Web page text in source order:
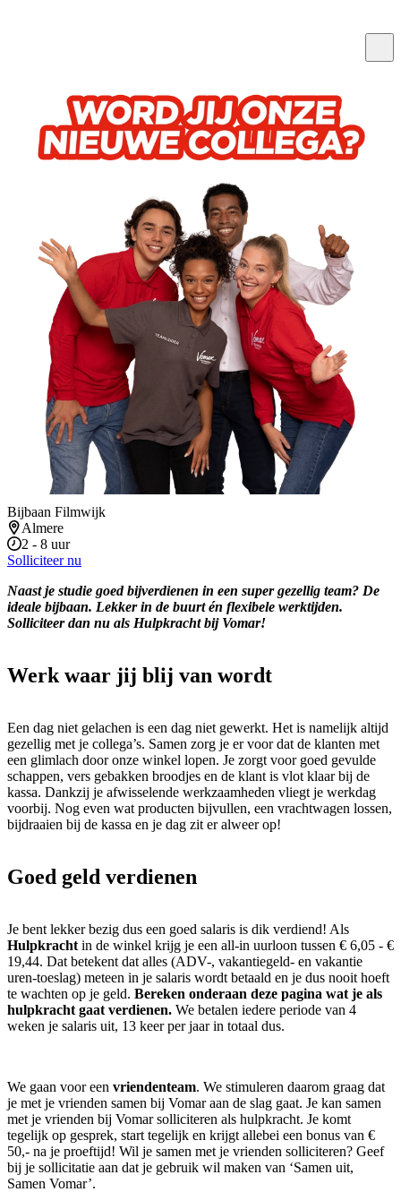
Bijbaan Filmwijk
Almere
2 - 8 uur
Solliciteer nu
Naast je studie goed bijverdienen in een super gezellig team? De
ideale bijbaan. Lekker in de buurt én flexibele werktijden.
Solliciteer dan nu als Hulpkracht bij Vomar!
Werk waar jij blij van wordt
Een dag niet gelachen is een dag niet gewerkt. Het is namelijk altijd
gezellig met je collega’s. Samen zorg je er voor dat de klanten met
een glimlach door onze winkel lopen. Je zorgt voor goed gevulde
schappen, vers gebakken broodjes en de klant is vlot klaar bij de
kassa. Dankzij je afwisselende werkzaamheden vliegt je werkdag
voorbij. Nog even wat producten bijvullen, een vrachtwagen lossen,
bijdraaien bij de kassa en je dag zit er alweer op!
Goed geld verdienen
Je bent lekker bezig dus een goed salaris is dik verdiend! Als
Hulpkracht in de winkel krijg je een all-in uurloon tussen € 6,05 - €
19,44. Dat betekent dat alles (ADV-, vakantiegeld- en vakantie
uren-toeslag) meteen in je salaris wordt betaald en je dus nooit hoeft
te wachten op je geld. Bereken onderaan deze pagina wat je als
hulpkracht gaat verdienen. We betalen iedere periode van 4
weken je salaris uit, 13 keer per jaar in totaal dus.
We gaan voor een vriendenteam. We stimuleren daarom graag dat
je met je vrienden samen bij Vomar aan de slag gaat. Je kan samen
met je vrienden bij Vomar solliciteren als hulpkracht. Je komt
tegelijk op gesprek, start tegelijk en krijgt allebei een bonus van €
50,- na je proeftijd! Wil je samen met je vrienden solliciteren? Geef
bij je sollicitatie aan dat je gebruik wil maken van ‘Samen uit,
Samen Vomar’.